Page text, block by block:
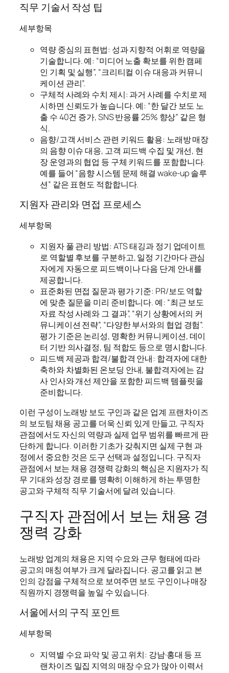
직무 기술서 작성 팁
세부항목
역량 중심의 표현법: 성과 지향적 어휘로 역량을
기술합니다. 예: “미디어 노출 확보를 위한 캠페
인 기획 및 실행”, “크리티컬 이슈 대응과 커뮤니
케이션 관리”.
구체적 사례와 수치 제시: 과거 사례를 수치로 제
시하면 신뢰도가 높습니다. 예: “한 달간 보도 노
출 수 40건 증가, SNS 반응률 25% 향상” 같은 형
식.
음향/고객 서비스 관련 키워드 활용: 노래방 매장
의 음향 이슈 대응, 고객 피드백 수집 및 개선, 현
장 운영과의 협업 등 구체 키워드를 포함합니다.
예를 들어 “음향 시스템 문제 해결 wake-up 솔루
션” 같은 표현도 적합합니다.
지원자 관리와 면접 프로세스
세부항목
지원자 풀 관리 방법: ATS 태깅과 정기 업데이트
로 역할별 후보를 구분하고, 일정 기간마다 관심
자에게 자동으로 피드백이나 다음 단계 안내를
제공합니다.
표준화된 면접 질문과 평가 기준: PR/보도 역할
에 맞춘 질문을 미리 준비합니다. 예: “최근 보도
자료 작성 사례와 그 결과”, “위기 상황에서의 커
뮤니케이션 전략”, “다양한 부서와의 협업 경험”.
평가 기준은 논리성, 명확한 커뮤니케이션, 데이
터 기반 의사결정, 팀 적합도 등으로 명시합니다.
피드백 제공과 합격/불합격 안내: 합격자에 대한
축하와 차별화된 온보딩 안내, 불합격자에는 감
사 인사와 개선 제안을 포함한 피드백 템플릿을
준비합니다.
이런 구성이 노래방 보도 구인과 같은 업계 프랜차이즈
의 보도팀 채용 공고를 더욱 신뢰 있게 만들고, 구직자
관점에서도 자신의 역량과 실제 업무 범위를 빠르게 판
단하게 합니다. 이러한 기초가 갖춰지면 실제 구현 과
정에서 중요한 것은 도구 선택과 설정입니다. 구직자
관점에서 보는 채용 경쟁력 강화의 핵심은 지원자가 직
무 기대와 성장 경로를 명확히 이해하게 하는 투명한
공고와 구체적 직무 기술서에 달려 있습니다.
구직자 관점에서 보는 채용 경
쟁력 강화
노래방 업계의 채용은 지역 수요와 근무 형태에 따라
공고의 매칭 여부가 크게 달라집니다. 공고를 읽고 본
인의 강점을 구체적으로 보여주면 보도 구인이나 매장
직원까지 경쟁력을 높일 수 있습니다.
서울에서의 구직 포인트
세부항목
지역별 수요 파악 및 공고 위치: 강남·홍대 등 프
랜차이즈 밀집 지역의 매장 수요가 많아 이력서